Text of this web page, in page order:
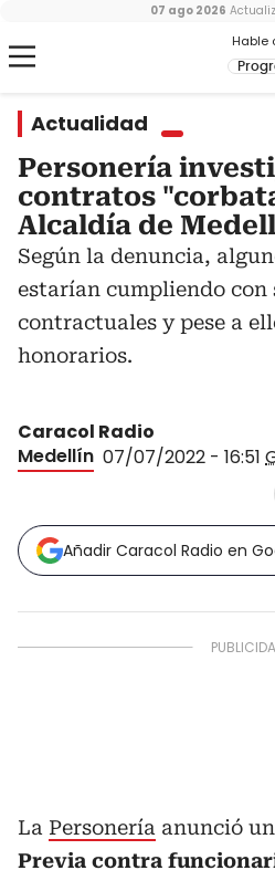
Hable
07 ago 2026
Actualidad
Personería
contratos
Alcaldía de
Según la denuncia,
estarían cumpliendo con
contractuales y pese a
honorarios.
Caracol Radio
Medellín 07/07/2022 - 16:51
Añadir Caracol Radio en
La Personería anunció
Previa contra